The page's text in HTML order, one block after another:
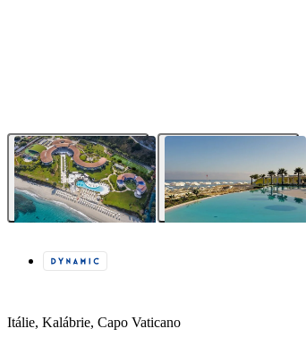
Itálie, Kalábrie, Capo Vaticano